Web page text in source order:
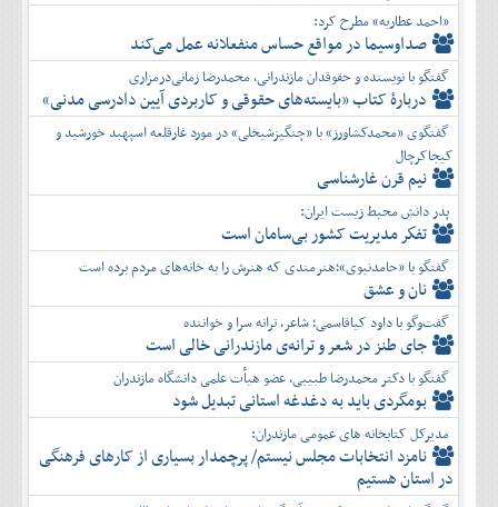
«احمد عطاریه» مطرح کرد:
صداوسیما در مواقع حساس منفعلانه عمل می‌کند
گفتگو با نویسنده و حقوقدان مازندرانی، محمدرضا زمانی‌درمزاری
دربارۀ کتاب ”بایسته‌های حقوقی و کاربردی آیین دادرسی مدنی»
گفتگوی «محمدکشاورز» با «چنگیزشیخلی» در مورد غارقلعه اسپهبد خورشید و
کیجاکرچال
نیم قرن غارشناسی
پدر دانش محیط زیست ایران:
تفكر مديريت کشور بی‌سامان است
گفتگو با «حامدنبوی»؛هنرمندی که هنرش را به خانه‌های مردم برده است
نان و عشق
گفت‌وگو با داود کیاقاسمی؛ شاعر، ترانه سرا و خواننده
جای طنز در شعر و ترانه‌ی مازندرانی خالی است
گفتگو با دکتر محمدرضا طبیبی، عضو هیأت علمی دانشگاه مازندران
بومگردی باید به دغدغه استانی تبدیل شود
مدیرکل کتابخانه های عمومی مازندران:
نامزد انتخابات مجلس نیستم/ پرچمدار بسیاری از کارهای فرهنگی
در استان هستیم